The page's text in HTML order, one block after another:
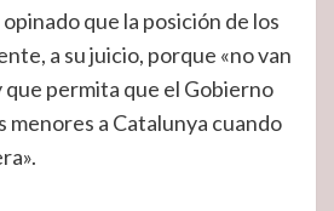
que la posición de los
a su juicio, porque «no van
que permita que el Gobierno
menores a Catalunya cuando